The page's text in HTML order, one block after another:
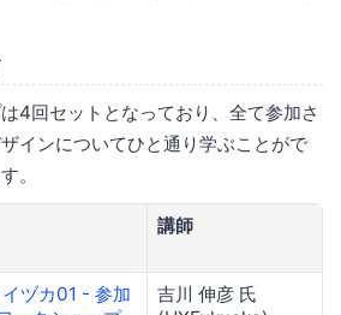
4回セットとなっており、全て参加さ
インについてひと通り学ぶことがで
。
講師
ヅカ01 - 参加
吉川 伸彦 氏